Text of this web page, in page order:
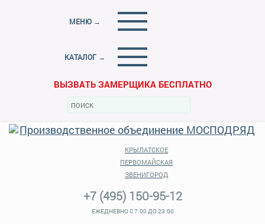
МЕНЮ →
КАТАЛОГ →
ВЫЗВАТЬ ЗАМЕРЩИКА БЕСПЛАТНО
КРЫЛАТСКОЕ
ПЕРВОМАЙСКАЯ
ЗВЕНИГОРОД
+7 (495) 150-95-12
ЕЖЕДНЕВНО С 7:00 ДО 23:00